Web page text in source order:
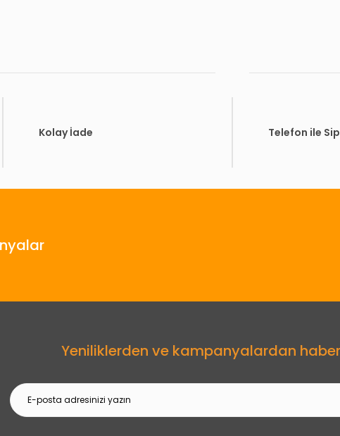
Gönder
Kolay İade Telefon ile
Yeniliklerden ve kampanyalardan